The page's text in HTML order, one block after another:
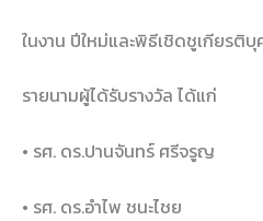
ในงาน ปีใหม่และพิธีเชิดชูเกียรติ
รายนามผู้ได้รับรางวัล ได้แก่
• รศ. ดร.ปานจันทร์ ศรีจรูญ
• รศ. ดร.อำไพ ชนะไชย